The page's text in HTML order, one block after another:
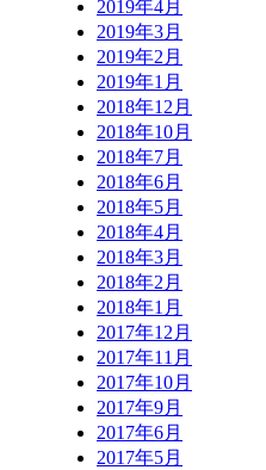
2019年4月
2019年3月
2019年2月
2019年1月
2018年12月
2018年10月
2018年7月
2018年6月
2018年5月
2018年4月
2018年3月
2018年2月
2018年1月
2017年12月
2017年11月
2017年10月
2017年9月
2017年6月
2017年5月